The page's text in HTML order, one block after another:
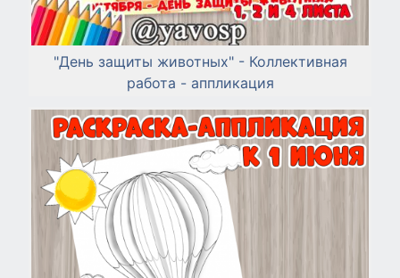
"День защиты животных" - Коллективная
работа - аппликация